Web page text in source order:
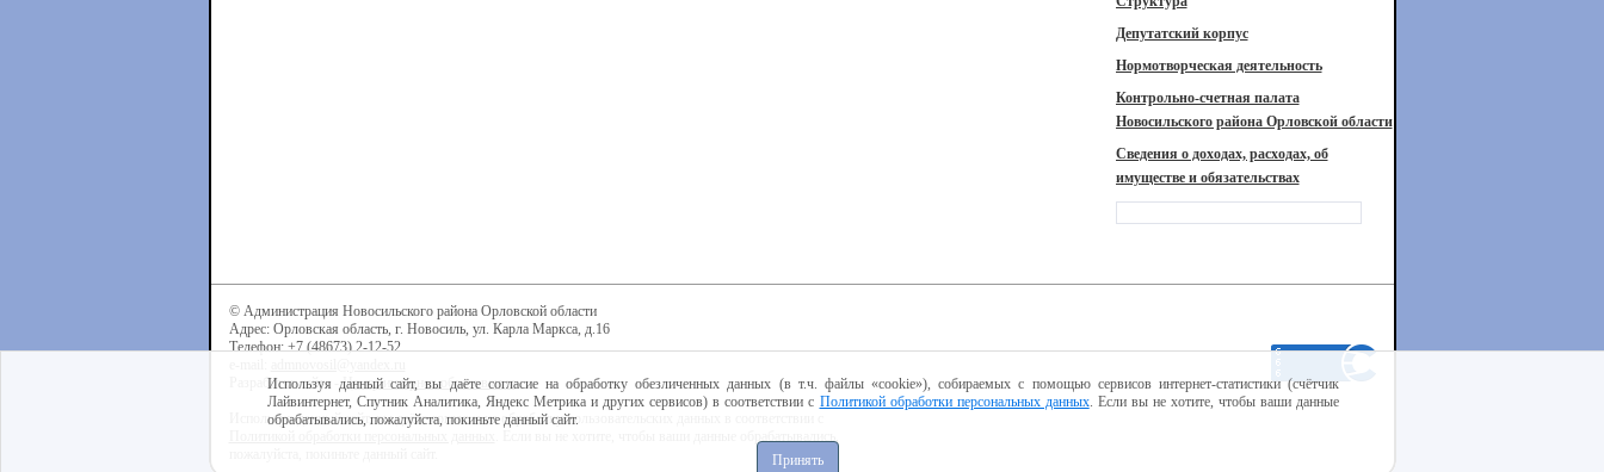
Депутатский корпус
Нормотворческая деятельность
Контрольно-счетная палата
Новосильского района Орловской области
Сведения о доходах, расходах, об
имуществе и обязательствах
© Администрация Новосильского района Орловской области
Адрес: Орловская область, г. Новосиль, ул. Карла Маркса, д.16
Телефон: +7 (48673) 2-12-52
Разработка сайта -Центр интернет-образования
Используя данный сайт, вы даёте согласие на обработку пользовательских данных в соответствии с
Используя данный сайт, вы даёте согласие на обработку обезличенных данных (в т.ч. файлы «cookie»), собираемых с помощью сервисов интернет-статистики (счётчик
Лайвинтернет, Спутник Аналитика, Яндекс Метрика и других сервисов) в соответствии с Политикой обработки персональных данных. Если вы не хотите, чтобы ваши данные
обрабатывались, пожалуйста, покиньте данный сайт.
Принять